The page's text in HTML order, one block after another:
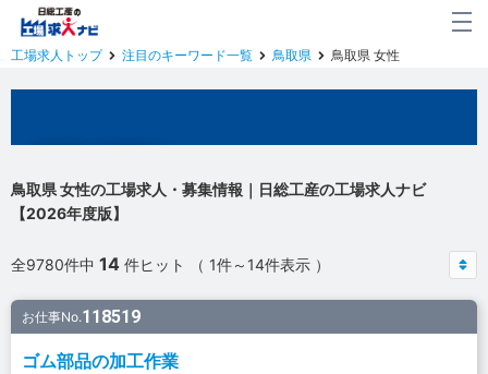
工場求人トップ 注目のキーワード一覧 鳥取県 鳥取県 女性
鳥取県 女性の工場求人・募集情報｜日総工産の工場求人ナビ
【2026年度版】
全9780件中 14 件ヒット （ 1件～14件表示 ）
お仕事No.118519
ゴム部品の加工作業